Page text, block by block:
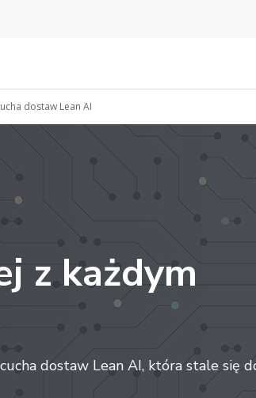
dostaw Lean AI
z każdym
dostaw Lean AI, która stale się